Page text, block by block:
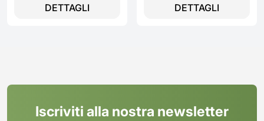
DETTAGLI
DETTAGLI
Iscriviti alla nostra newsletter